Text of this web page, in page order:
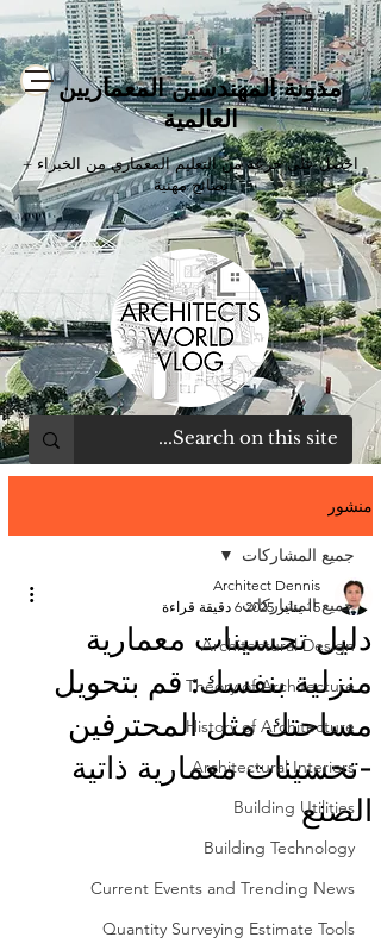
مدونة المهندسين المعماريين
العالمية
احصل على جرعة من التعليم المعماري من الخبراء +
نصائح مهنية
منشور
جميع المشاركات
Architectural Design
Theory of Architecture
History of Architecture
Architectural Interiors
Building Utilities
Building Technology
Current Events and Trending News
Quantity Surveying Estimate Tools
جميع المشاركات
دليل تحسينات معمارية
منزلية بنفسك: قم بتحويل
مساحتك مثل المحترفين
-تحسينات معمارية ذاتية
الصنع
Architect Dennis
15 يناير 2025
6 دقيقة قراءة